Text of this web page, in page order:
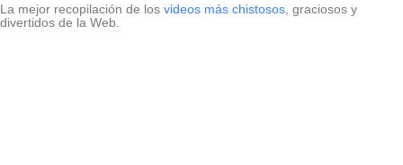
La mejor recopilación de los videos más chistosos, graciosos y
divertidos de la Web.